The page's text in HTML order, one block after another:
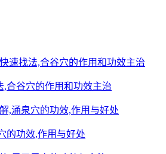
合谷穴的作用和功效主治
的功效,作用与好处